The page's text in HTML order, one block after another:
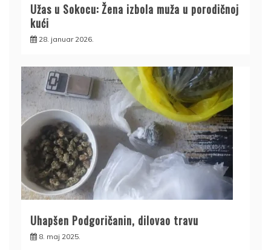
Užas u Sokocu: Žena izbola muža u porodičnoj
kući
28. januar 2026.
Uhapšen Podgoričanin, dilovao travu
8. maj 2025.